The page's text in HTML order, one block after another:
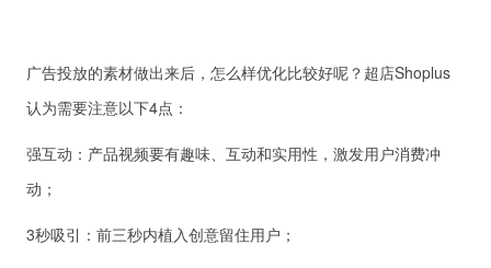
广告投放的素材做出来后，怎么样优化比较好呢？超店Shoplus
认为需要注意以下4点：
强互动：产品视频要有趣味、互动和实用性，激发用户消费冲
动；
3秒吸引：前三秒内植入创意留住用户；